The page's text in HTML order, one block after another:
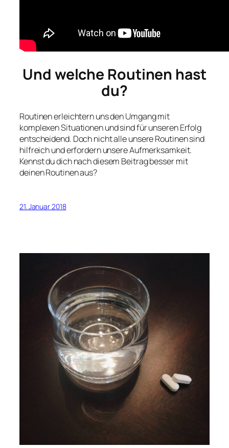
Und welche Routinen hast
du?
Routinen erleichtern uns den Umgang mit
komplexen Situationen und sind für unseren Erfolg
entscheidend. Doch nicht alle unsere Routinen sind
hilfreich und erfordern unsere Aufmerksamkeit.
Kennst du dich nach diesem Beitrag besser mit
deinen Routinen aus?
21. Januar 2018